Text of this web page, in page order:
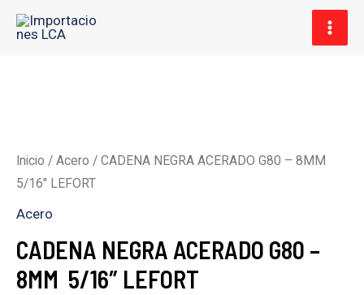
Inicio / Acero / CADENA NEGRA ACERADO G80 – 8MM
5/16″ LEFORT
Acero
CADENA NEGRA ACERADO G80 –
8MM 5/16″ LEFORT